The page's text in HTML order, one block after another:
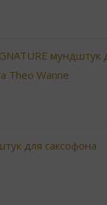
мундштук
Theo Wanne
для саксофона